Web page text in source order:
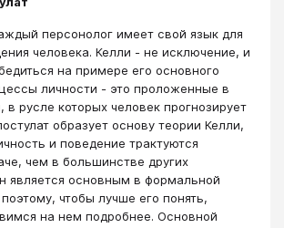
персонолог имеет свой язык для
человека. Келли - не исключение, и
на примере его основного
личности - это проложенные в
в русле которых человек прогнозирует
образует основу теории Келли,
и поведение трактуются
чем в большинстве других
является основным в формальной
чтобы лучше его понять,
на нем подробнее. Основной